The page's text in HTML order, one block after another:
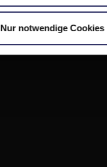
Nur notwendige Cookies